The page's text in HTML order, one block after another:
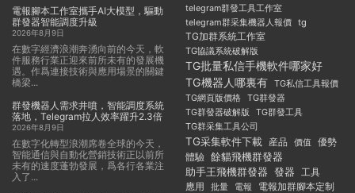
電報腳本工作室攜手AI大模型，驅動
群發器智能調度升級
2026年8月9日
在數字經濟浪潮奔湧向前的今天，軟
件服務行業正迎來前所未有的發展機
遇。作爲連接技術與應用場景的關鍵
橋梁...
群發機器人需求井噴，智能調度系統
落地，Telegram拉人效率躍升2.3倍
2026年8月9日
在數字化轉型浪潮席卷全球的今天，
智能通信與自動化營銷技術正以前所
未有的速度蓬勃發展，爲各行各業注
入了...
telegram群發工具工作室
telegram群采集機器人報價 tg
TG加群系統工作室
TG協議系統破解版
TG批量私信手機軟件哪家好
TG機器人哪裏有 TG私信工具報價
TG網頁版價格
TG群發器
TG群發器破解版
TG群發工具
TG群采集工具公司
TG采集軟件下載 産品 價值 優勢
體驗 餘貓飛機群發器
助手王飛機群發器 發器 工具
應用
批量 電報 電報加群腳本定制